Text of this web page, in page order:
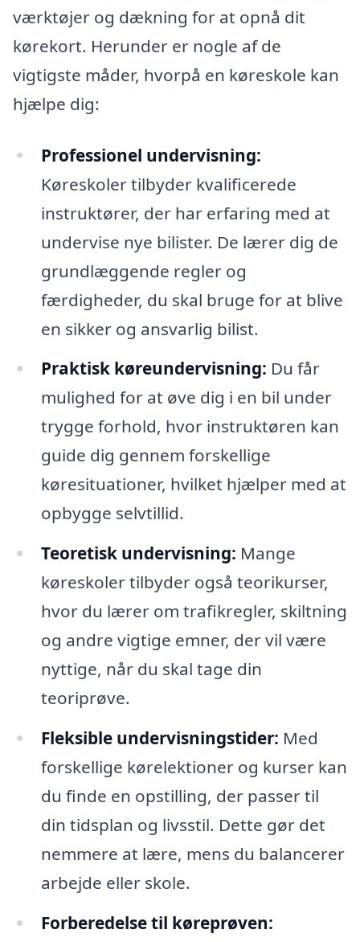
værktøjer og dækning for at opnå dit
kørekort. Herunder er nogle af de
vigtigste måder, hvorpå en køreskole kan
hjælpe dig:
Professionel undervisning:
Køreskoler tilbyder kvalificerede
instruktører, der har erfaring med at
undervise nye bilister. De lærer dig de
grundlæggende regler og
færdigheder, du skal bruge for at blive
en sikker og ansvarlig bilist.
Praktisk køreundervisning: Du får
mulighed for at øve dig i en bil under
trygge forhold, hvor instruktøren kan
guide dig gennem forskellige
køresituationer, hvilket hjælper med at
opbygge selvtillid.
Teoretisk undervisning: Mange
køreskoler tilbyder også teorikurser,
hvor du lærer om trafikregler, skiltning
og andre vigtige emner, der vil være
nyttige, når du skal tage din
teoriprøve.
Fleksible undervisningstider: Med
forskellige kørelektioner og kurser kan
du finde en opstilling, der passer til
din tidsplan og livsstil. Dette gør det
nemmere at lære, mens du balancerer
arbejde eller skole.
Forberedelse til køreprøven: